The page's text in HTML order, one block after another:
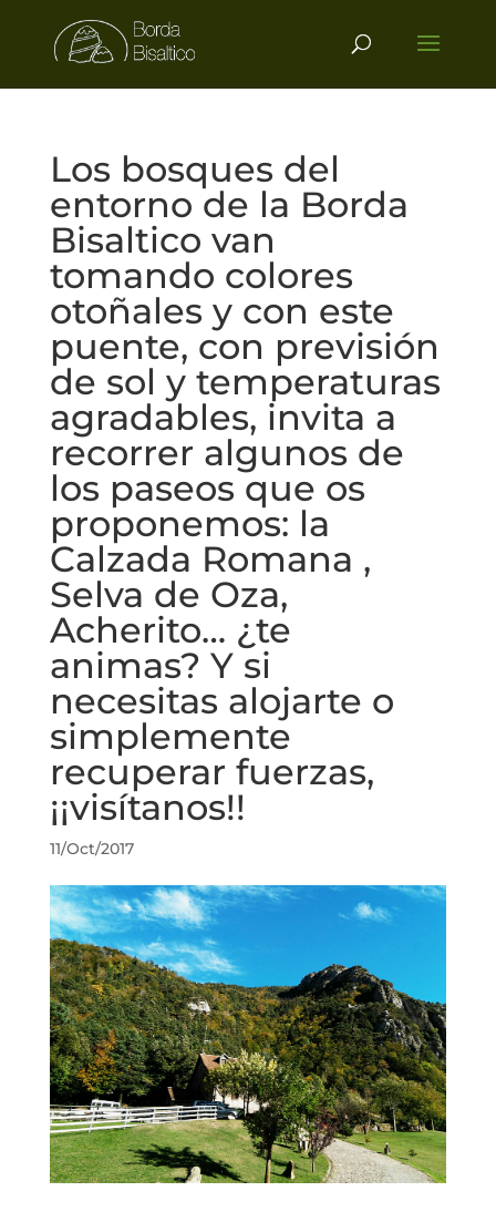
Los bosques del
entorno de la Borda
Bisaltico van
tomando colores
otoñales y con este
puente, con previsión
de sol y temperaturas
agradables, invita a
recorrer algunos de
los paseos que os
proponemos: la
Calzada Romana ,
Selva de Oza,
Acherito… ¿te
animas? Y si
necesitas alojarte o
simplemente
recuperar fuerzas,
¡¡visítanos!!
11/Oct/2017